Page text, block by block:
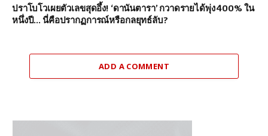
ปราโบโวเผยตัวเลขสุดอึ้ง! ‘ดานันตารา’ กวาดรายได้พุ่ง 400% ใน
หนึ่งปี… นี่คือปรากฏการณ์หรือกลยุทธ์ลับ?
ADD A COMMENT